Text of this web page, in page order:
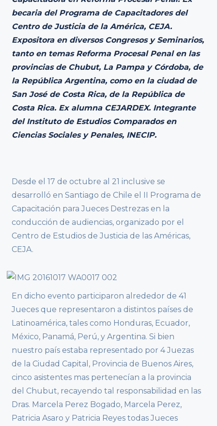
becaria del Programa de Capacitadores del
Centro de Justicia de la América, CEJA.
Expositora en diversos Congresos y Seminarios,
tanto en temas Reforma Procesal Penal en las
provincias de Chubut, La Pampa y Córdoba, de
la República Argentina, como en la ciudad de
San José de Costa Rica, de la República de
Costa Rica. Ex alumna CEJARDEX. Integrante
del Instituto de Estudios Comparados en
Ciencias Sociales y Penales, INECIP.
Desde el 17 de octubre al 21 inclusive se
desarrolló en Santiago de Chile el II Programa de
Capacitación para Jueces Destrezas en la
conducción de audiencias, organizado por el
Centro de Estudios de Justicia de las Américas,
CEJA.
En dicho evento participaron alrededor de 41
Jueces que representaron a distintos países de
Latinoamérica, tales como Honduras, Ecuador,
México, Panamá, Perú, y Argentina. Si bien
nuestro país estaba representado por 4 Juezas
de la Ciudad Capital, Provincia de Buenos Aires,
cinco asistentes mas pertenecían a la provincia
del Chubut, recayendo tal responsabilidad en las
Dras. Marcela Perez Bogado, Marcela Perez,
Patricia Asaro y Patricia Reyes todas Jueces